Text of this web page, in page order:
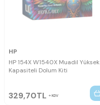
HP
HP 154X W1540X Muadil Yüksek
Kapasiteli Dolum Kiti
329,70TL KDV